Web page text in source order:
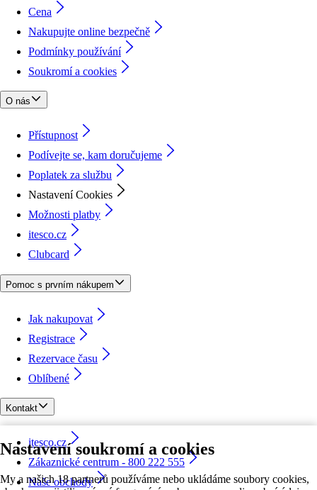
Nastavení soukromí a cookies
My a našich 18 partnerů používáme nebo ukládáme soubory cookies,
Cena
Nakupujte online bezpečně
Podmínky používání
Soukromí a cookies
O nás
Přístupnost
Podívejte se, kam doručujeme
Poplatek za službu
Nastavení Cookies
Možnosti platby
itesco.cz
Clubcard
Pomoc s prvním nákupem
Jak nakupovat
Registrace
Rezervace času
Oblíbené
Kontakt
itesco.cz
Zákaznické centrum - 800 222 555
Naše obchody